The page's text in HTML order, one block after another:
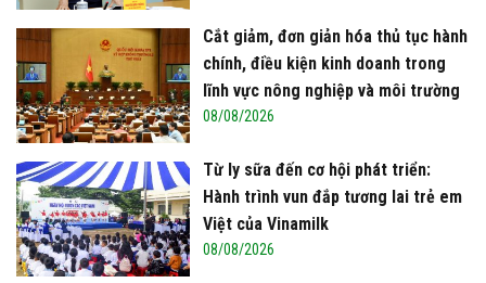
Cắt giảm, đơn giản hóa thủ tục hành
chính, điều kiện kinh doanh trong
lĩnh vực nông nghiệp và môi trường
08/08/2026
Từ ly sữa đến cơ hội phát triển:
Hành trình vun đắp tương lai trẻ em
Việt của Vinamilk
08/08/2026